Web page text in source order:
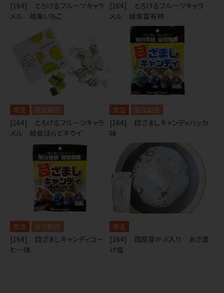
[164] とろけるフルーツキャラ
メル 岐阜いちご
[164] とろけるフルーツキャラ
メル 岐阜富有柿
常温 受注製造
[164] とろけるフルーツキャラ
メル 岐阜ほらどキウイ
常温 受注製造
[164] 目ざましキャンディハッカ
味
常温 受注製造
[164] 目ざましキャンディコー
ヒー味
常温
[164] 国産芽かぶ入り あさ漬
け塩